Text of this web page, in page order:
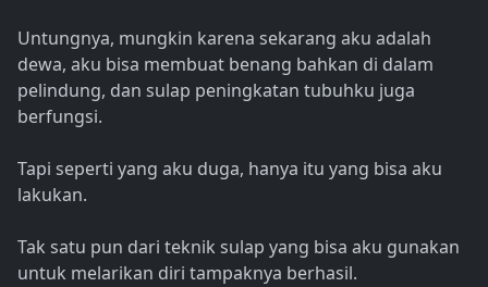
Untungnya, mungkin karena sekarang aku adalah
dewa, aku bisa membuat benang bahkan di dalam
pelindung, dan sulap peningkatan tubuhku juga
berfungsi.
Tapi seperti yang aku duga, hanya itu yang bisa aku
lakukan.
Tak satu pun dari teknik sulap yang bisa aku gunakan
untuk melarikan diri tampaknya berhasil.